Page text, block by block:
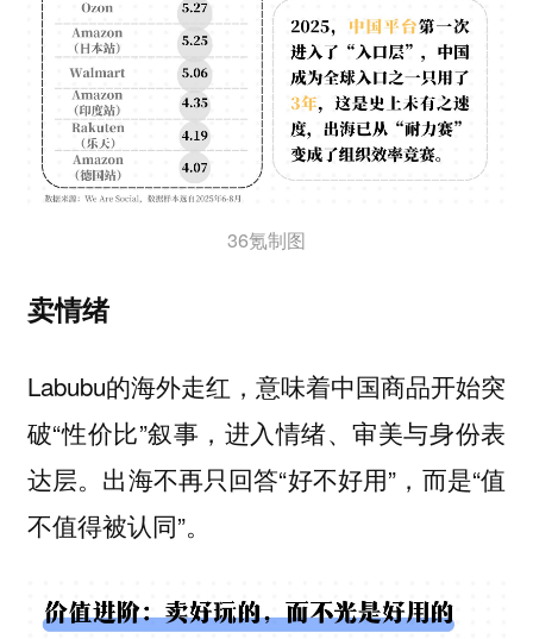
36氪制图
卖情绪
Labubu的海外走红，意味着中国商品开始突
破“性价比”叙事，进入情绪、审美与身份表
达层。出海不再只回答“好不好用”，而是“值
不值得被认同”。